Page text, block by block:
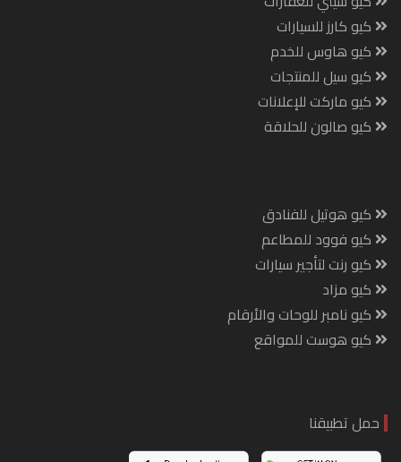
كيو كارز للسيارات
كيو هاوس للخدم
كيو سيل للمنتجات
كيو ماركت للإعلانات
كيو صالون للحلاقة
كيو هوتيل للفنادق
كيو فوود للمطاعم
كيو رنت لتأجير سيارات
كيو مزاد
كيو نامبر للوحات والأرقام
كيو هوست للمواقع
حمل تطبيقنا